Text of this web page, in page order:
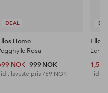
DEAL
Home
Rosa
NOK 999 NOK
laveste pris759 NOK
Ellos
Tidl.